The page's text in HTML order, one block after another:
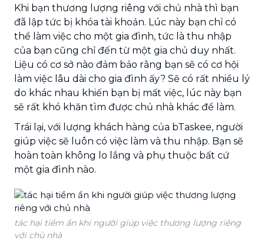
Khi bạn thương lượng riêng với chủ nhà thì bạn
đã lập tức bị khóa tài khoản. Lúc này bạn chỉ có
thể làm việc cho một gia đình, tức là thu nhập
của bạn cũng chỉ đến từ một gia chủ duy nhất.
Liệu có cơ sở nào đảm bảo rằng bạn sẽ có cơ hội
làm việc lâu dài cho gia đình ấy? Sẽ có rất nhiều lý
do khác nhau khiến bạn bị mất việc, lúc này bạn
sẽ rất khó khăn tìm được chủ nhà khác để làm.
Trái lại, với lượng khách hàng của bTaskee, người
giúp việc sẽ luôn có việc làm và thu nhập. Bạn sẽ
hoàn toàn không lo lắng và phụ thuộc bất cứ
một gia đình nào.
tác hại tiềm ẩn khi người giúp việc thương lượng riêng
với chủ nhà